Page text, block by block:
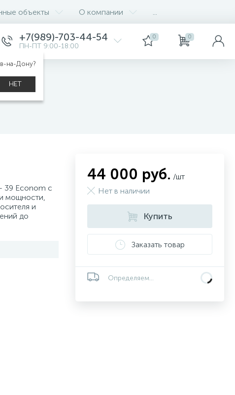
объекты О компании
на-Дону?
НЕТ
+7(989)-703-44-54
ПН-ПТ 9:00-18:00
0 0
39 Econom с
мощности,
и
до
44 000 руб. /шт
Нет в наличии
Купить
Заказать товар
Определяем...